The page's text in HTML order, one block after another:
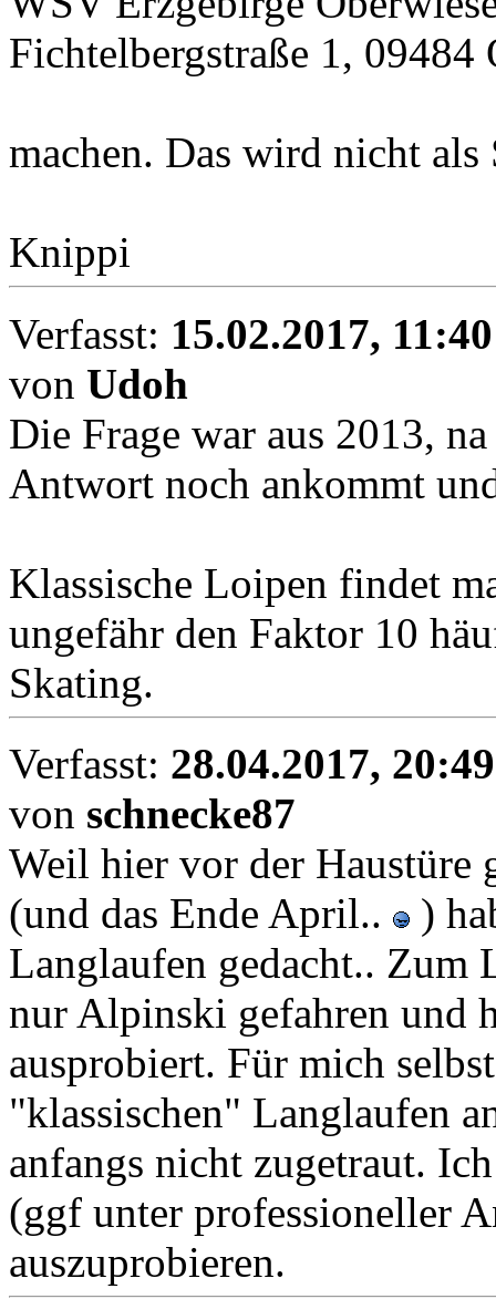
Fichtelbergstraße 1, 09484
machen. Das wird nicht als
Knippi
Verfasst: 15.02.2017, 11:40
von Udoh
Die Frage war aus 2013,
Antwort noch ankommt
Klassische Loipen findet
ungefähr den Faktor 10
Skating.
Verfasst: 28.04.2017, 20:49
von schnecke87
Weil hier vor der Haustüre
(und das Ende April..
)
Langlaufen gedacht.. Zum
nur Alpinski gefahren und
ausprobiert. Für mich
"klassischen" Langlaufen
anfangs nicht zugetraut.
(ggf unter professioneller
auszuprobieren.